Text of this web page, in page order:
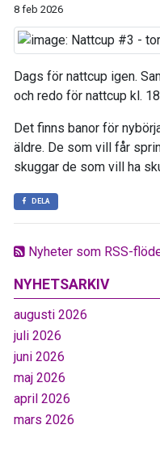
Nyheter som RSS-
NYHETSARKIV
augusti 2026
juli 2026
juni 2026
maj 2026
april 2026
mars 2026
8 feb 2026
Dags för nattcup igen.
och redo för nattcup kl.
Det finns banor för
äldre. De som vill får
skuggar de som vill ha
DELA